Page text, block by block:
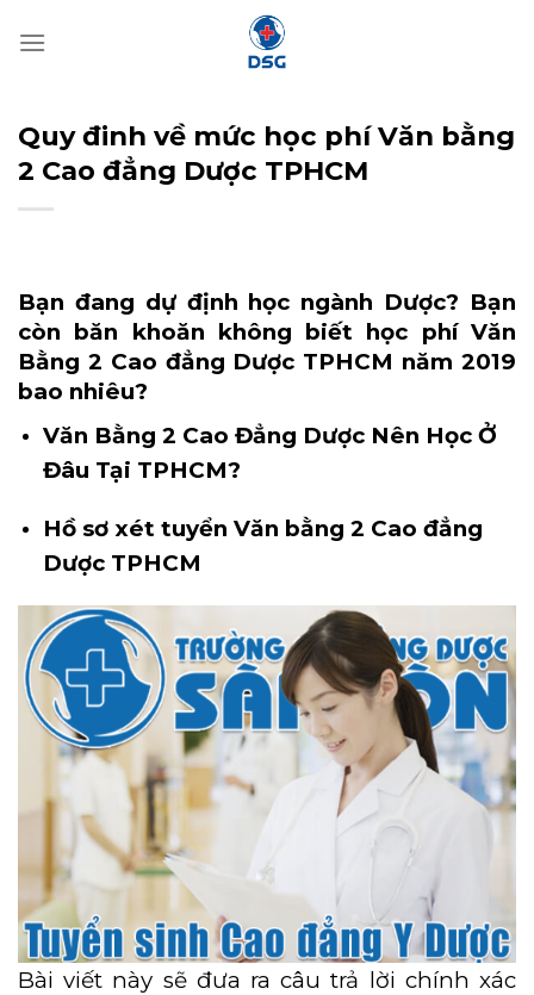
qua
Quy đinh về mức học phí Văn bằng
2 Cao đẳng Dược TPHCM
Bạn đang dự định học ngành Dược? Bạn
còn băn khoăn không biết học phí Văn
Bằng 2 Cao đẳng Dược TPHCM năm 2019
bao nhiêu?
Văn Bằng 2 Cao Đẳng Dược Nên Học Ở
Đâu Tại TPHCM?
Hồ sơ xét tuyển Văn bằng 2 Cao đẳng
Dược TPHCM
Bài viết này sẽ đưa ra câu trả lời chính xác